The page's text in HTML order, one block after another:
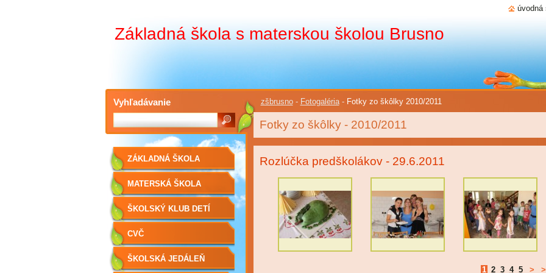
Základná škola s materskou školou Brusno
zšbrusno - Fotogaléria - Fotky zo škôlky 2010/2011
Fotky zo škôlky - 2010/2011
Rozlúčka predškolákov - 29.6.2011
1 2 3 4 5 >
ZÁKLADNÁ ŠKOLA
MATERSKÁ ŠKOLA
ŠKOLSKÝ KLUB DETÍ
CVČ
ŠKOLSKÁ JEDÁLEŇ
Vyhľadávanie
úvodná